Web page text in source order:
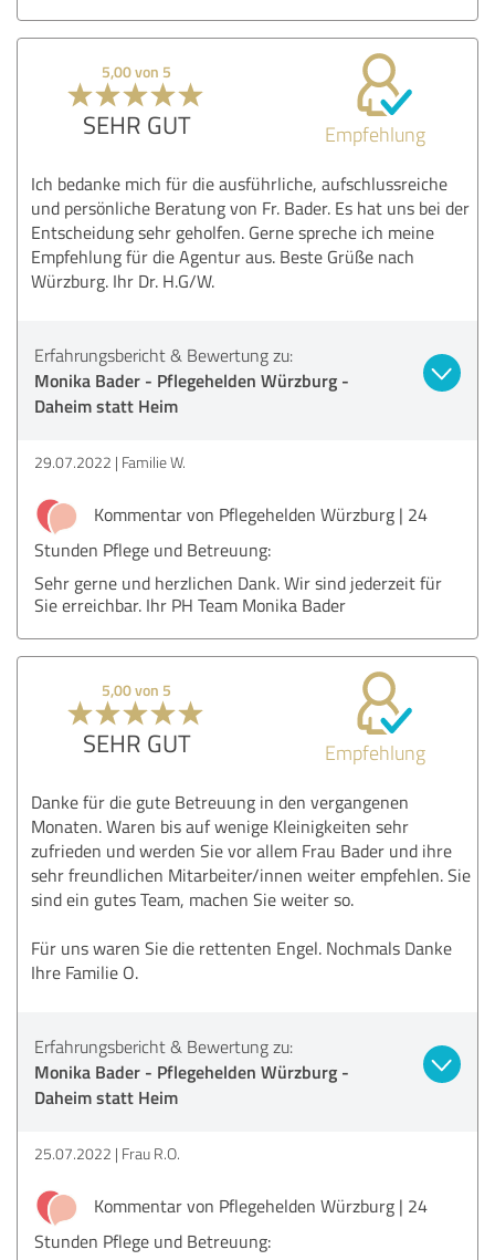
5,00 von 5
SEHR GUT Empfehlung
Ich bedanke mich für die ausführliche, aufschlussreiche
und persönliche Beratung von Fr. Bader. Es hat uns bei der
Entscheidung sehr geholfen. Gerne spreche ich meine
Empfehlung für die Agentur aus. Beste Grüße nach
Würzburg. Ihr Dr. H.G/W.
Erfahrungsbericht & Bewertung zu:
Monika Bader - Pflegehelden Würzburg -
Daheim statt Heim
29.07.2022 Familie W.
Kommentar von Pflegehelden Würzburg | 24
Stunden Pflege und Betreuung:
Sehr gerne und herzlichen Dank. Wir sind jederzeit für
Sie erreichbar. Ihr PH Team Monika Bader
5,00 von 5
SEHR GUT Empfehlung
Danke für die gute Betreuung in den vergangenen
Monaten. Waren bis auf wenige Kleinigkeiten sehr
zufrieden und werden Sie vor allem Frau Bader und ihre
sehr freundlichen Mitarbeiter/innen weiter empfehlen. Sie
sind ein gutes Team, machen Sie weiter so.
Für uns waren Sie die rettenten Engel. Nochmals Danke
Ihre Familie O.
Erfahrungsbericht & Bewertung zu:
Monika Bader - Pflegehelden Würzburg -
Daheim statt Heim
25.07.2022 Frau R.O.
Kommentar von Pflegehelden Würzburg | 24
Stunden Pflege und Betreuung: